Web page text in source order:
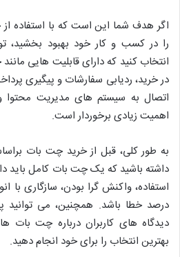
اگر هدف شما این است که با استفاده
را در کسب و کار خود بهبود
انتخاب کنید که دارای قابلیت هایی
در خرید، ردیابی سفارشات و پیگیری
اتصال به سیستم های مدیریت محتوا
اهمیت زیادی برخوردار است.
به طور کلی، قبل از خرید چت بات
داشته باشید که یک چت بات کامل باید
استفاده، واکنش گرا بودن، سازگاری با
درصد خطا باشد. همچنین، می توانید
دیدگاه های کاربران درباره چت بات
بهترین انتخاب را برای خود انجام دهید.